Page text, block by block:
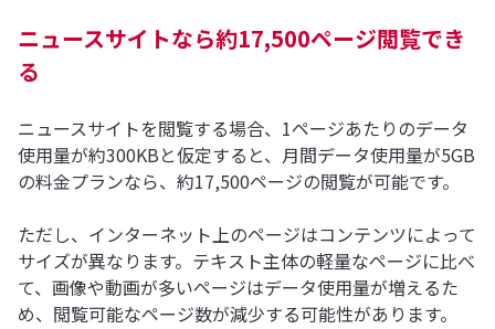
ニュースサイトなら約17,500ページ閲覧でき
る
ニュースサイトを閲覧する場合、1ページあたりのデータ
使用量が約300KBと仮定すると、月間データ使用量が5GB
の料金プランなら、約17,500ページの閲覧が可能です。
ただし、インターネット上のページはコンテンツによって
サイズが異なります。テキスト主体の軽量なページに比べ
て、画像や動画が多いページはデータ使用量が増えるた
め、閲覧可能なページ数が減少する可能性があります。